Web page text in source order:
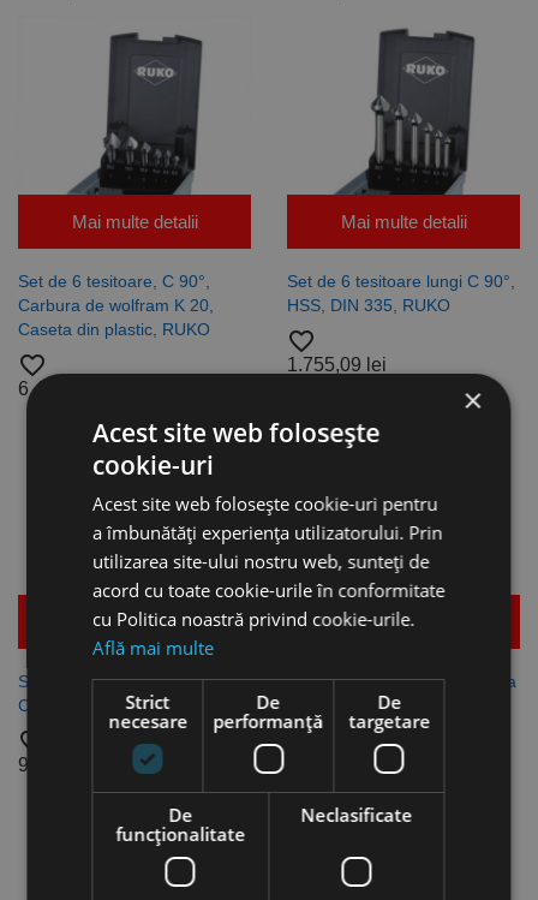
Mai multe detalii
Set de 6 tesitoare, C 90°,
Carbura de wolfram K 20,
Caseta din plastic, RUKO
favorite_border
6.416,27 lei
Mai multe detalii
Set de 6 tesitoare lungi C 90°,
HSS, DIN 335, RUKO
favorite_border
1.755,09 lei
Mai multe detalii
Set de 4 + 1 tesitoare cu fanta
C 90°, HSS, RUKO
favorite_border
915,70 lei
Mai multe detalii
Set de 4 + 1 tesitoare cu fanta
C 90°, HSSE Co5, RUKO
favorite_border
1.023,81 lei
×
Acest site web folosește
cookie-uri
Acest site web folosește cookie-uri pentru
a îmbunătăți experiența utilizatorului. Prin
utilizarea site-ului nostru web, sunteți de
acord cu toate cookie-urile în conformitate
cu Politica noastră privind cookie-urile.
Află mai multe
Strict
necesare
De
performanță
De
targetare
De
funcţionalitate
Neclasificate